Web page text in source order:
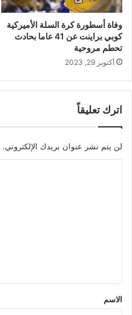
وفاة أسطورة كرة السلة الأميركية
كوبي براينت عن 41 عاما بحادث
تحطم مروحية
أكتوبر 29, 2023
اترك تعليقاً
لن يتم نشر عنوان بريدك الإلكتروني.
*
الاسم